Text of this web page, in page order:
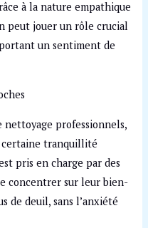
à la nature empathique
peut jouer un rôle crucial
un sentiment de
nettoyage professionnels,
tranquillité
pris en charge par des
concentrer sur leur bien-
de deuil, sans l’anxiété